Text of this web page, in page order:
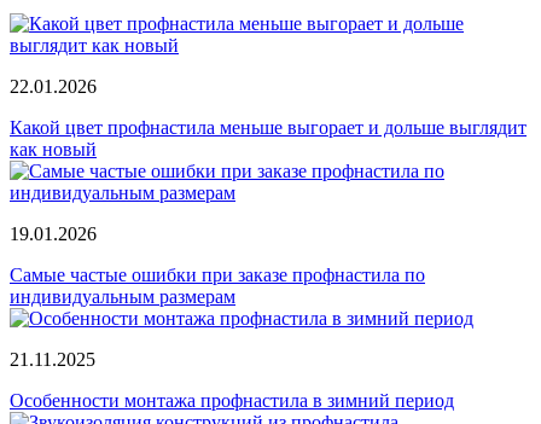
22.01.2026
Какой цвет профнастила меньше выгорает и дольше выглядит
как новый
19.01.2026
Самые частые ошибки при заказе профнастила по
индивидуальным размерам
21.11.2025
Особенности монтажа профнастила в зимний период